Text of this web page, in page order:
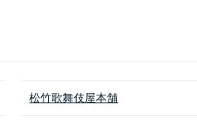
松竹歌舞伎屋本舗